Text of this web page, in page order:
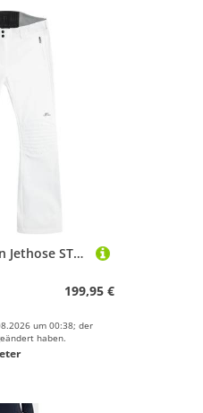
J.Lindeberg Damen Jethose STANFORD white
199,95 €
um 00:38; der
haben.